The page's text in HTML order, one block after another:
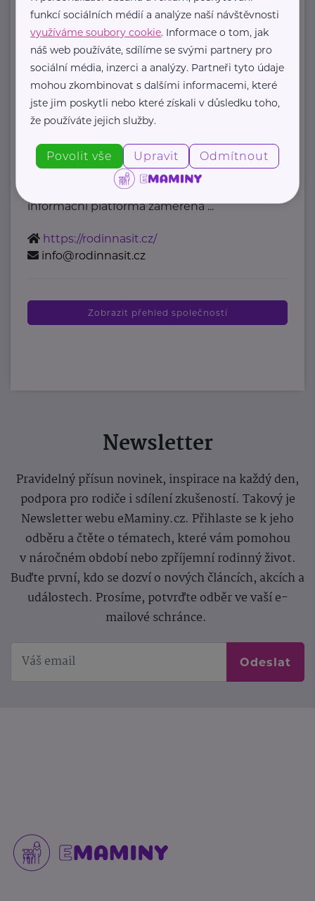
mzcr@mzcr.cz
Rodinná síť
Klimentská 1246/1 Praha 1
Průvodce světem náhradní rodinné
péče v ČR
Portál Rodinná síť je přední
informační platforma zaměřená ...
https://rodinnasit.cz/
info@rodinnasit.cz
Zobrazit přehled společností
Newsletter
Pravidelný přísun novinek, inspirace na každý den,
podpora pro rodiče i sdílení zkušeností. Takový je
Newsletter webu eMaminy.cz. Přihlaste se k jeho
odběru a čtěte o tématech, které vám pomohou
v náročném období nebo zpříjemní rodinný život.
Buďte první, kdo se dozví o nových článcích, akcích a
událostech. Prosíme, potvrďte odběr ve vaší e-
mailové schránce.
Odeslat
funkcí sociálních médií a analýze naší návštěvnosti
využíváme soubory cookie. Informace o tom, jak
náš web používáte, sdílíme se svými partnery pro
sociální média, inzerci a analýzy. Partneři tyto údaje
mohou zkombinovat s dalšími informacemi, které
jste jim poskytli nebo které získali v důsledku toho,
že používáte jejich služby.
Povolit vše Upravit Odmítnout